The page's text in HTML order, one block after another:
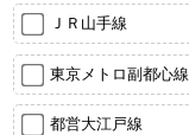
ＪＲ山手線
東京メトロ副都心線
都営大江戸線